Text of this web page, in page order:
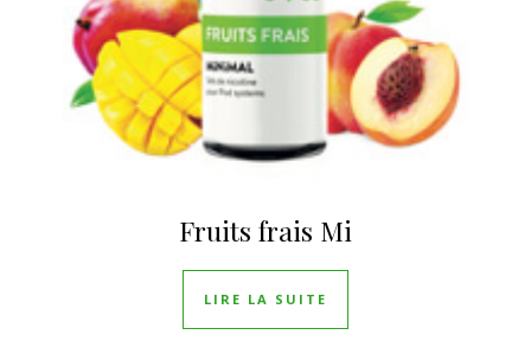
Fruits frais Mi
LIRE LA SUITE